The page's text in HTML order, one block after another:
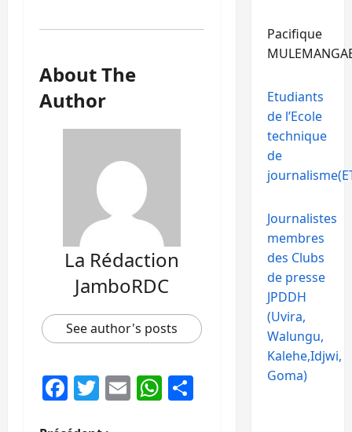
About The
Author
La Rédaction
JamboRDC
See author's posts
Facebook
Twitter
EmailWhatsApp
Partager
Pacifique
Etudiants
de l’Ecole
technique
de
Journalistes
membres
des Clubs
de presse
JPDDH
(Uvira,
Walungu,
Kalehe,Idjwi,
Goma)